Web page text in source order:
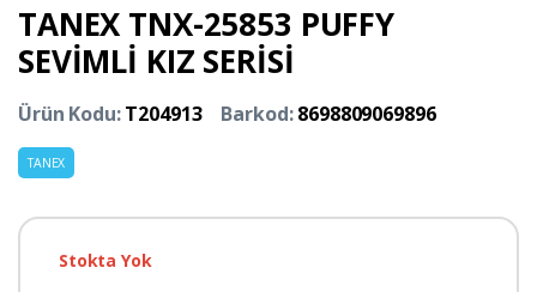
TANEX TNX-25853 PUFFY
SEVİMLİ KIZ SERİSİ
Ürün Kodu:T204913 Barkod:8698809069896
TANEX
Stokta Yok